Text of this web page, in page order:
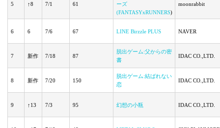
5 ↑8 7/1 61
ーズ
(FANTASYxRUNNERS)
moonrabbit
6 6 7/6 67 LINE Birzzle PLUS NAVER
7 新作 7/18 87
脱出ゲーム:父からの密
書
IDAC CO.,LTD.
8 新作 7/20 150
脱出ゲーム:結ばれない
恋
IDAC CO.,LTD.
9 ↑13 7/3 95 幻想の小瓶 IDAC CO.,LTD.